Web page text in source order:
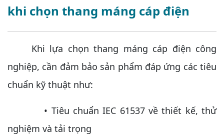
khi chọn thang máng cáp điện
Khi lựa chọn thang máng cáp điện công
nghiệp, cần đảm bảo sản phẩm đáp ứng các tiêu
chuẩn kỹ thuật như:
• Tiêu chuẩn IEC 61537 về thiết kế, thử
nghiệm và tải trọng